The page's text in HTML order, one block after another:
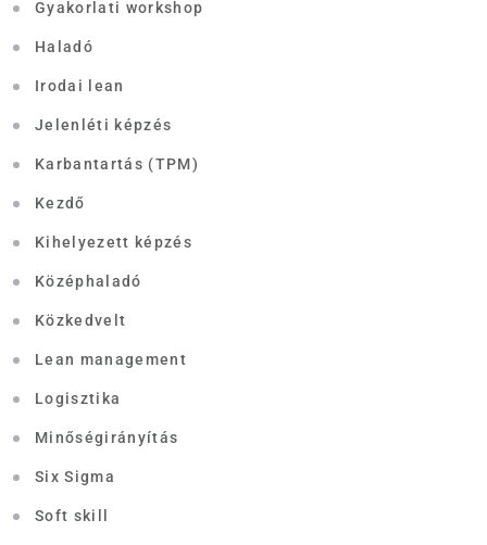
Gyakorlati workshop
Haladó
Irodai lean
Jelenléti képzés
Karbantartás (TPM)
Kezdő
Kihelyezett képzés
Középhaladó
Közkedvelt
Lean management
Logisztika
Minőségirányítás
Six Sigma
Soft skill